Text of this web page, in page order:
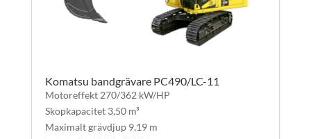
Komatsu bandgrävare PC490/LC-11
Motoreffekt 270/362 kW/HP
Skopkapacitet 3,50 m³
Maximalt grävdjup 9,19 m